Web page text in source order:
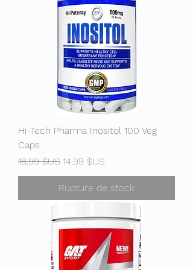
Hi-Tech Pharma Inositol 100 Veg
Caps
Prix original
18,99 $US Prix promotionnel
14,99 $US
Rupture de stock